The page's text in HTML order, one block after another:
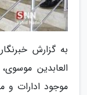
به گزارش
العابدین
موجود ادارات و